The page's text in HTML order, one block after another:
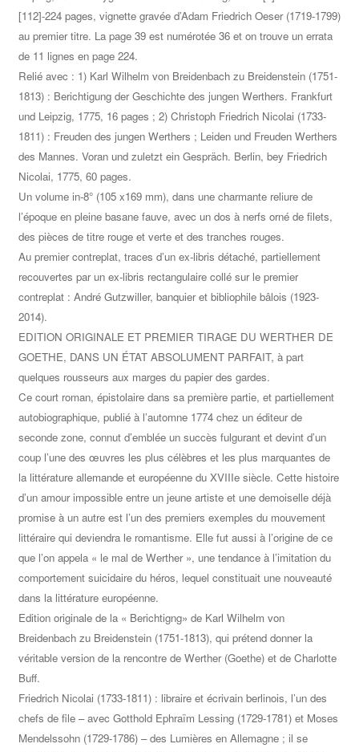
[112]-224 pages, vignette gravée d’Adam Friedrich Oeser (1719-1799)
au premier titre. La page 39 est numérotée 36 et on trouve un errata
de 11 lignes en page 224.
Relié avec : 1) Karl Wilhelm von Breidenbach zu Breidenstein (1751-
1813) : Berichtigung der Geschichte des jungen Werthers. Frankfurt
und Leipzig, 1775, 16 pages ; 2) Christoph Friedrich Nicolai (1733-
1811) : Freuden des jungen Werthers ; Leiden und Freuden Werthers
des Mannes. Voran und zuletzt ein Gespräch. Berlin, bey Friedrich
Nicolai, 1775, 60 pages.
Un volume in-8° (105 x169 mm), dans une charmante reliure de
l’époque en pleine basane fauve, avec un dos à nerfs orné de filets,
des pièces de titre rouge et verte et des tranches rouges.
Au premier contreplat, traces d’un ex-libris détaché, partiellement
recouvertes par un ex-libris rectangulaire collé sur le premier
contreplat : André Gutzwiller, banquier et bibliophile bâlois (1923-
2014).
EDITION ORIGINALE ET PREMIER TIRAGE DU WERTHER DE
GOETHE, DANS UN ÉTAT ABSOLUMENT PARFAIT, à part
quelques rousseurs aux marges du papier des gardes.
Ce court roman, épistolaire dans sa première partie, et partiellement
autobiographique, publié à l’automne 1774 chez un éditeur de
seconde zone, connut d’emblée un succès fulgurant et devint d’un
coup l’une des œuvres les plus célèbres et les plus marquantes de
la littérature allemande et européenne du XVIIIe siècle. Cette histoire
d’un amour impossible entre un jeune artiste et une demoiselle déjà
promise à un autre est l’un des premiers exemples du mouvement
littéraire qui deviendra le romantisme. Elle fut aussi à l’origine de ce
que l’on appela « le mal de Werther », une tendance à l’imitation du
comportement suicidaire du héros, lequel constituait une nouveauté
dans la littérature européenne.
Edition originale de la « Berichtigng» de Karl Wilhelm von
Breidenbach zu Breidenstein (1751-1813), qui prétend donner la
véritable version de la rencontre de Werther (Goethe) et de Charlotte
Buff.
Friedrich Nicolai (1733-1811) : libraire et écrivain berlinois, l’un des
chefs de file – avec Gotthold Ephraïm Lessing (1729-1781) et Moses
Mendelssohn (1729-1786) – des Lumières en Allemagne ; il se